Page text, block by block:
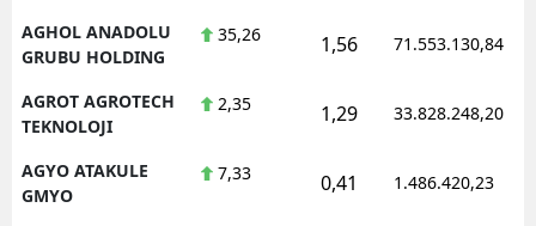
AGHOL ANADOLU
GRUBU HOLDING
35,26 1,56 71.553.130,84
AGROT AGROTECH
TEKNOLOJI
2,35 1,29 33.828.248,20
AGYO ATAKULE
GMYO
7,33 0,41 1.486.420,23